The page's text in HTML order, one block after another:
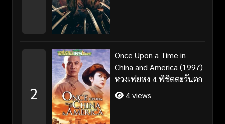
2
Once Upon a Time in
China and America (1997)
หวงเฟยหง 4 พิชิตตะวันตก
4 views